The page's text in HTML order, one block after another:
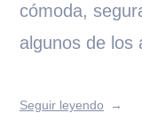
cómoda,
algunos de
Seguir leyendo